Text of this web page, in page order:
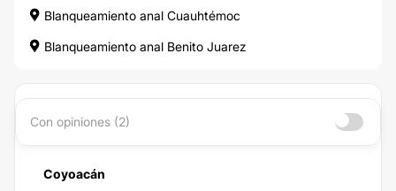
Blanqueamiento anal Cuauhtémoc
Blanqueamiento anal Benito Juarez
Con opiniones (2)
Coyoacán